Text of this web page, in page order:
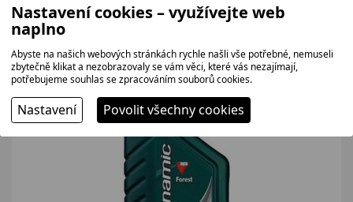
164 bez DPH
199 Kč
Nastavení cookies – využívejte web
naplno
Abyste na našich webových stránkách rychle našli vše potřebné, nemuseli
zbytečně klikat a nezobrazovaly se vám věci, které vás nezajímají,
potřebujeme souhlas se zpracováním souborů cookies.
Nastavení Povolit všechny cookies